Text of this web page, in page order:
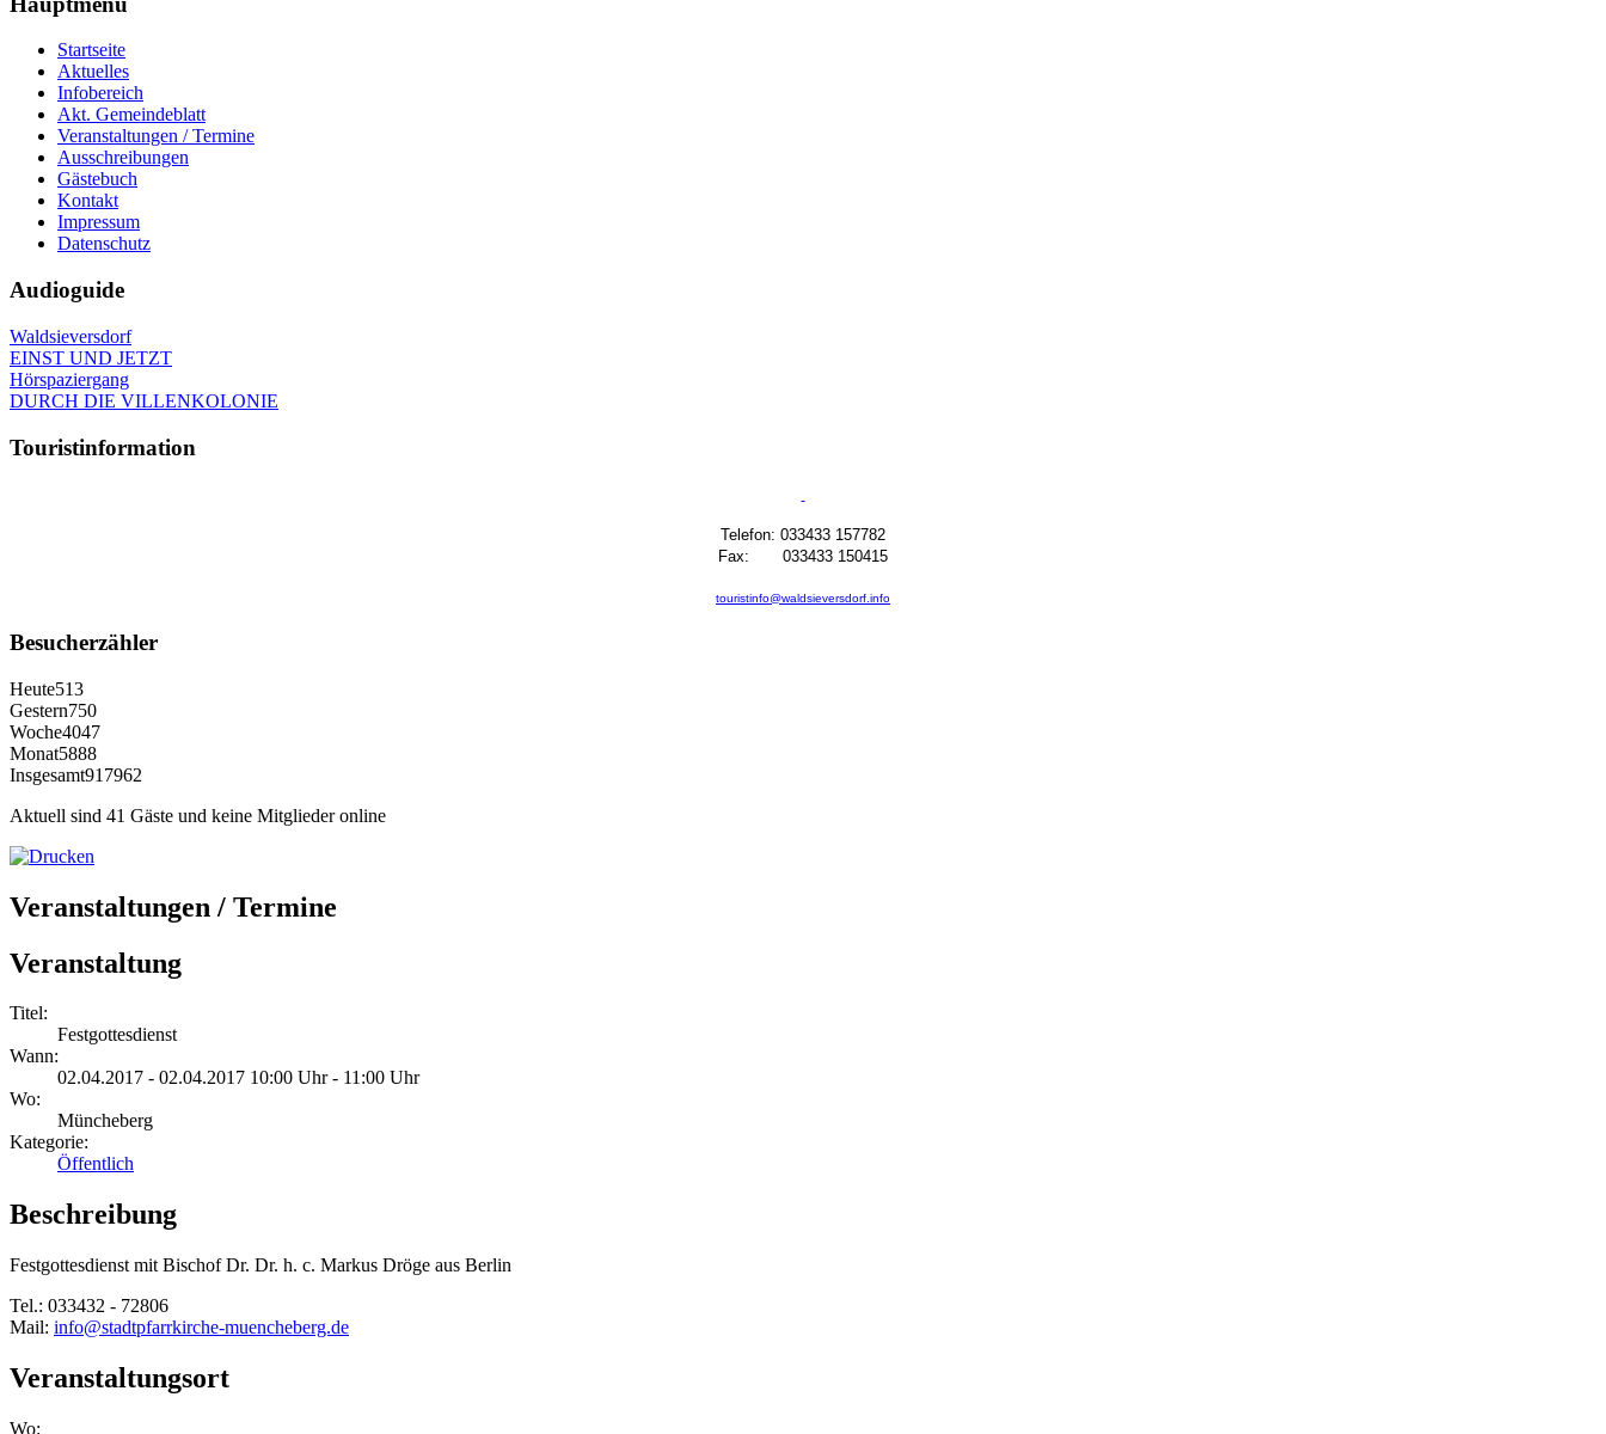
Startseite
Aktuelles
Infobereich
Akt. Gemeindeblatt
Veranstaltungen / Termine
Ausschreibungen
Gästebuch
Kontakt
Impressum
Datenschutz
Audioguide
Waldsieversdorf
EINST UND JETZT
Hörspaziergang
DURCH DIE VILLENKOLONIE
Touristinformation
Telefon: 033433 157782
Fax: 033433 150415
touristinfo@waldsieversdorf.info
Besucherzähler
Heute513
Gestern750
Woche4047
Monat5888
Insgesamt917962
Aktuell sind 41 Gäste und keine Mitglieder online
Veranstaltungen / Termine
Veranstaltung
Titel:
Festgottesdienst
Wann:
02.04.2017 - 02.04.2017 10:00 Uhr - 11:00 Uhr
Wo:
Müncheberg
Kategorie:
Öffentlich
Beschreibung
Festgottesdienst mit Bischof Dr. Dr. h. c. Markus Dröge aus Berlin
Tel.: 033432 - 72806
Mail: info@stadtpfarrkirche-muencheberg.de
Veranstaltungsort
Wo: